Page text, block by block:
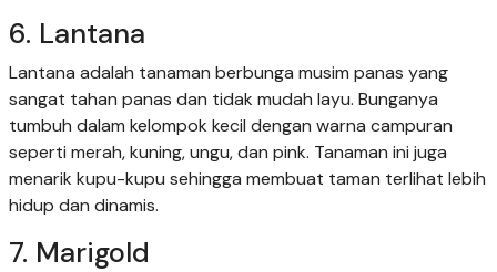
6. Lantana
Lantana adalah tanaman berbunga musim panas yang
sangat tahan panas dan tidak mudah layu. Bunganya
tumbuh dalam kelompok kecil dengan warna campuran
seperti merah, kuning, ungu, dan pink. Tanaman ini juga
menarik kupu-kupu sehingga membuat taman terlihat lebih
hidup dan dinamis.
7. Marigold